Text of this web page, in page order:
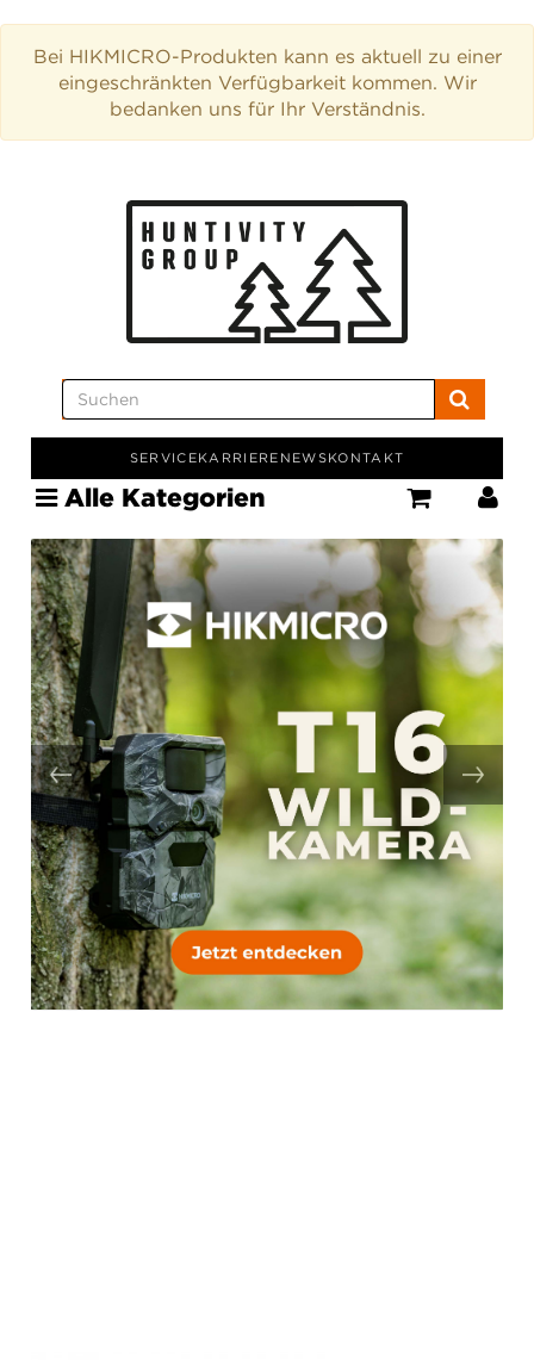
Bei HIKMICRO-Produkten kann es aktuell zu einer
eingeschränkten Verfügbarkeit kommen. Wir
bedanken uns für Ihr Verständnis.
SERVICEKARRIERE NEWSKONTAKT
Alle Kategorien